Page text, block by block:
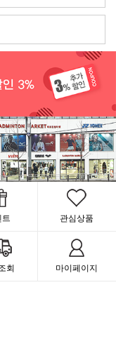
관심상품
회 마이페이지